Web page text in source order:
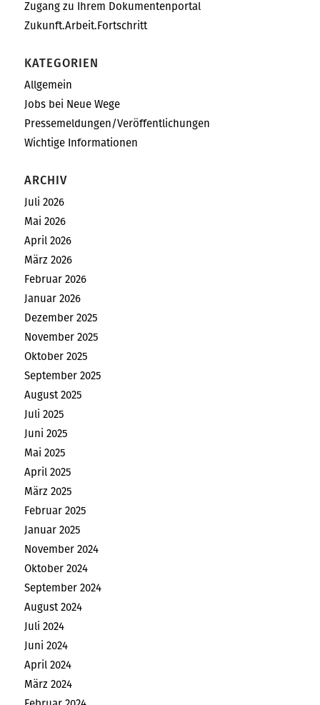
Zugang zu Ihrem Dokumentenportal
Zukunft.Arbeit.Fortschritt
KATEGORIEN
Allgemein
Jobs bei Neue Wege
Pressemeldungen/Veröffentlichungen
Wichtige Informationen
ARCHIV
Juli 2026
Mai 2026
April 2026
März 2026
Februar 2026
Januar 2026
Dezember 2025
November 2025
Oktober 2025
September 2025
August 2025
Juli 2025
Juni 2025
Mai 2025
April 2025
März 2025
Februar 2025
Januar 2025
November 2024
Oktober 2024
September 2024
August 2024
Juli 2024
Juni 2024
April 2024
März 2024